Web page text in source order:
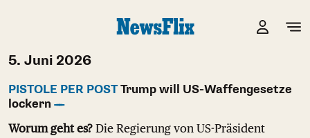
5. Juni 2026
PISTOLE PER POSTTrump will US-Waffengesetze
lockern
Worum geht es? Die Regierung von US-Präsident